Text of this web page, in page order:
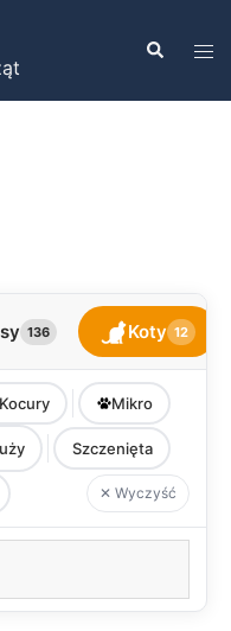
Szukaj
136 Koty 12
Mikro
Szczenięta
✕ Wyczyść